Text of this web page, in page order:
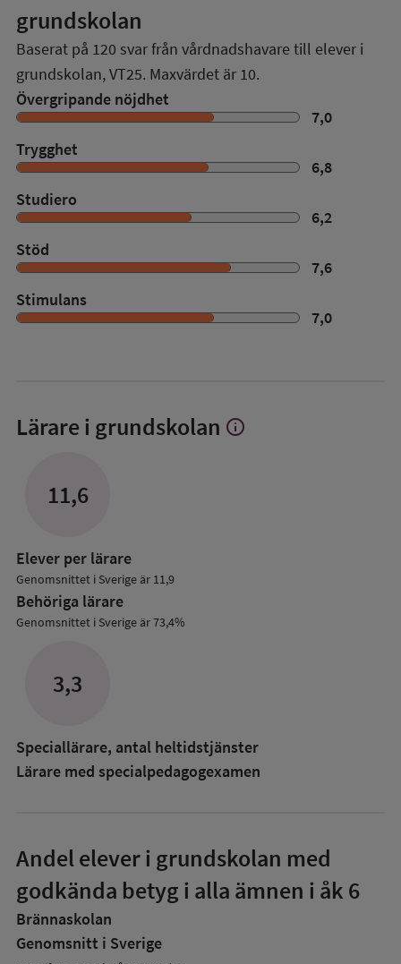
grundskolan
Baserat på 120 svar från vårdnadshavare till elever i
grundskolan,VT25. Maxvärdet är 10.
Övergripande nöjdhet
7,0
Trygghet
6,8
Studiero
6,2
Stöd
7,6
Stimulans
7,0
Lärare i grundskolan Visa
info
11,6
Elever per lärare
Genomsnittet i Sverige är 11,9
Behöriga lärare
Genomsnittet i Sverige är 73,4%
3,3
Speciallärare, antal heltidstjänster
Lärare med specialpedagog­examen
Andel elever i grundskolan med
godkända betyg i alla ämnen i åk 6
Brännaskolan
Genomsnitt i Sverige